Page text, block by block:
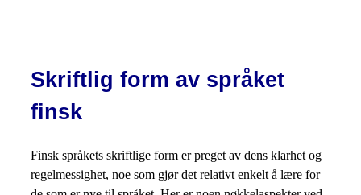
Skriftlig form av språket
finsk
Finsk språkets skriftlige form er preget av dens klarhet og
regelmessighet, noe som gjør det relativt enkelt å lære for